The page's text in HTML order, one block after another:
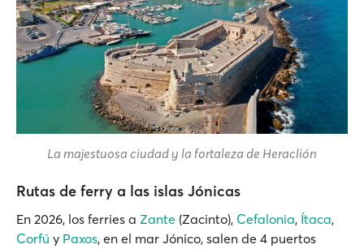
La majestuosa ciudad y la fortaleza de Heraclión
Rutas de ferry a las islas Jónicas
En 2026, los ferries a Zante (Zacinto), Cefalonia, Ítaca,
Corfú y Paxos, en el mar Jónico, salen de 4 puertos